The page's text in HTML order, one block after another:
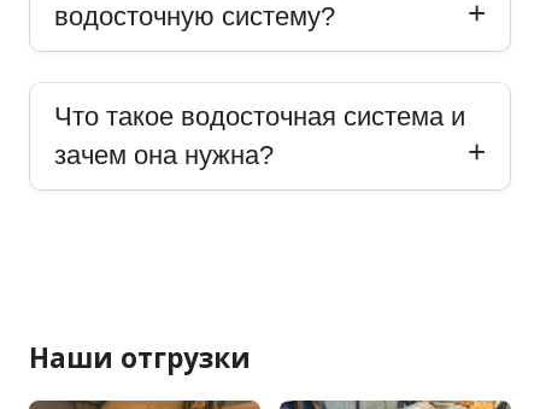
водосточную систему?
Что такое водосточная система и
зачем она нужна?
Наши отгрузки